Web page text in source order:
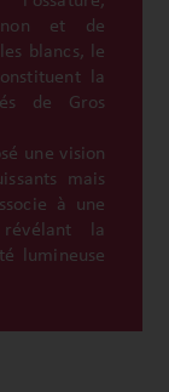
et de
blancs, le
la
de Gros
une vision
mais
à une
la
lumineuse